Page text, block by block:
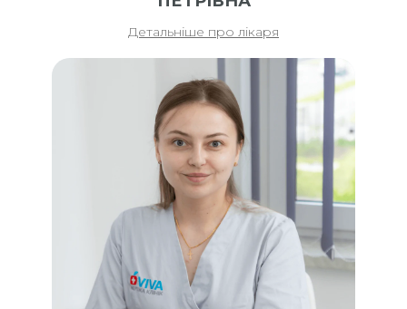
Детальніше про лікаря